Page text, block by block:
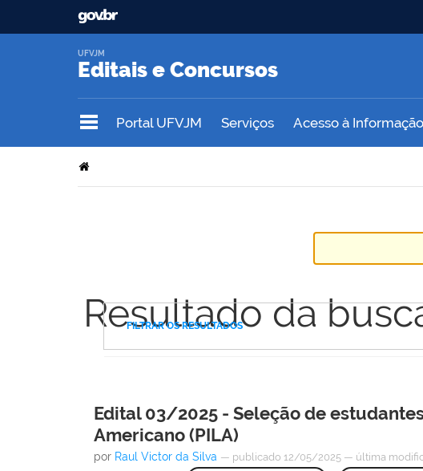
Editais e Concursos
UFVJM
Portal UFVJM Serviços Acesso à Informação
Resultado da
FILTRAR OS RESULTADOS
Edital 03/2025 - Seleção de
Americano (PILA)
por Raul Victor da Silva — publicado 12/05/2025 — última